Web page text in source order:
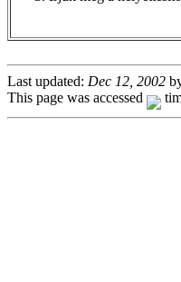
Last updated: Dec 12, 2002
This page was accessed